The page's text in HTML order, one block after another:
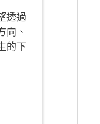
透過
向、
的下